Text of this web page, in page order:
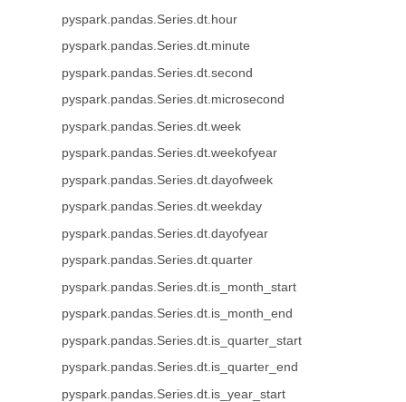
pyspark.pandas.Series.dt.hour
pyspark.pandas.Series.dt.minute
pyspark.pandas.Series.dt.second
pyspark.pandas.Series.dt.microsecond
pyspark.pandas.Series.dt.week
pyspark.pandas.Series.dt.weekofyear
pyspark.pandas.Series.dt.dayofweek
pyspark.pandas.Series.dt.weekday
pyspark.pandas.Series.dt.dayofyear
pyspark.pandas.Series.dt.quarter
pyspark.pandas.Series.dt.is_month_start
pyspark.pandas.Series.dt.is_month_end
pyspark.pandas.Series.dt.is_quarter_start
pyspark.pandas.Series.dt.is_quarter_end
pyspark.pandas.Series.dt.is_year_start